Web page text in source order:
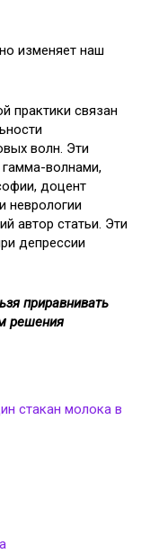
практики связан
волн. Эти
волнами,
доцент
неврологии
автор статьи. Эти
депрессии
приравнивать
решения
стакан молока в